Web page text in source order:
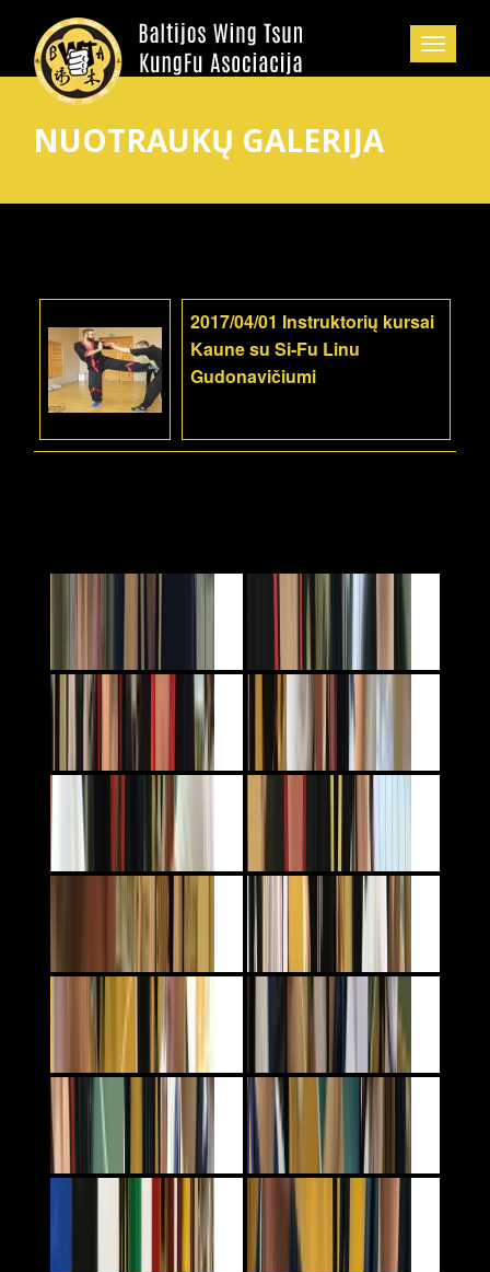
NUOTRAUKŲ GALERIJA
2017/04/01 Instruktorių kursai
Kaune su Si-Fu Linu
Gudonavičiumi